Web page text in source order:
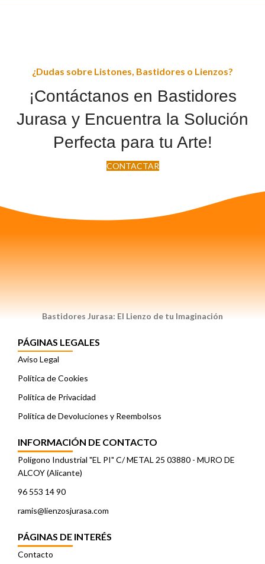
¿Dudas sobre Listones, Bastidores o Lienzos?
¡Contáctanos en Bastidores
Jurasa y Encuentra la Solución
Perfecta para tu Arte!
CONTACTAR
Bastidores Jurasa: El Lienzo de tu Imaginación
PÁGINAS LEGALES
Aviso Legal
Política de Cookies
Política de Privacidad
Política de Devoluciones y Reembolsos
INFORMACIÓN DE CONTACTO
Polígono Industrial "EL PI" C/ METAL 25 03880 - MURO DE
ALCOY (Alicante)
96 553 14 90
ramis@lienzosjurasa.com
PÁGINAS DE INTERÉS
Contacto